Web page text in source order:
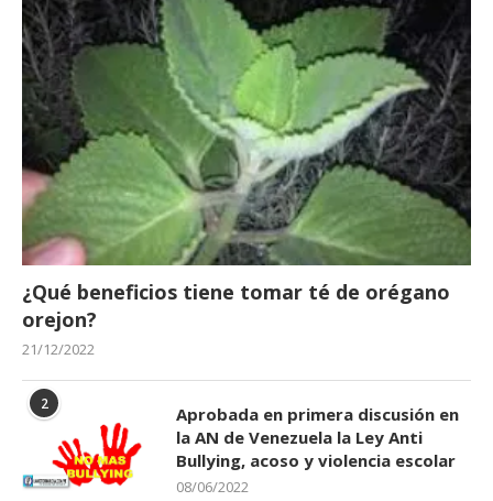
¿Qué beneficios tiene tomar té de orégano
orejon?
21/12/2022
2
Aprobada en primera discusión en
la AN de Venezuela la Ley Anti
Bullying, acoso y violencia escolar
08/06/2022